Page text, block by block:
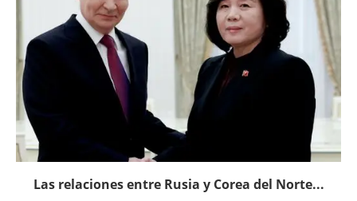
Las relaciones entre Rusia y Corea del Norte...